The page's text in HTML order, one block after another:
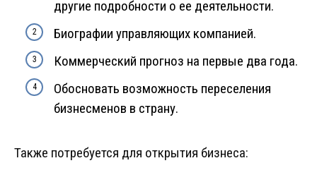
другие подробности о ее деятельности.
Биографии управляющих компанией.
Коммерческий прогноз на первые два года.
Обосновать возможность переселения
бизнесменов в страну.
Также потребуется для открытия бизнеса: